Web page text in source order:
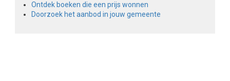
Ontdek boeken die een prijs wonnen
Doorzoek het aanbod in jouw gemeente